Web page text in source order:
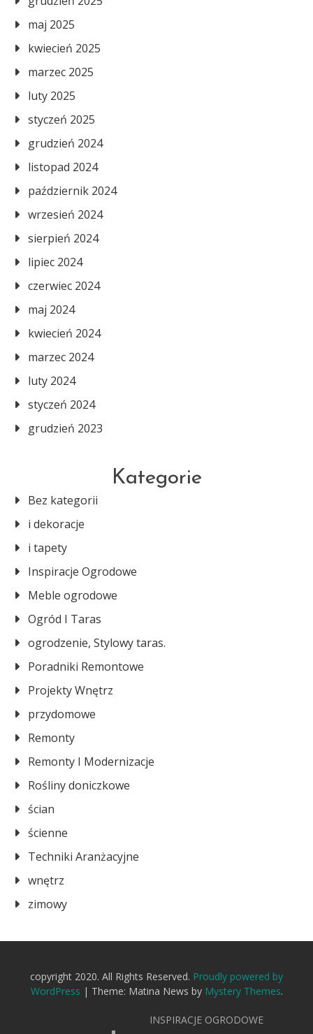
maj 2025
kwiecień 2025
marzec 2025
luty 2025
styczeń 2025
grudzień 2024
listopad 2024
październik 2024
wrzesień 2024
sierpień 2024
lipiec 2024
czerwiec 2024
maj 2024
kwiecień 2024
marzec 2024
luty 2024
styczeń 2024
grudzień 2023
Kategorie
Bez kategorii
i dekoracje
i tapety
Inspiracje Ogrodowe
Meble ogrodowe
Ogród I Taras
ogrodzenie, Stylowy taras.
Poradniki Remontowe
Projekty Wnętrz
przydomowe
Remonty
Remonty I Modernizacje
Rośliny doniczkowe
ścian
ścienne
Techniki Aranżacyjne
wnętrz
zimowy
copyright 2020. All Rights Reserved. Proudly powered by
WordPress | Theme: Matina News by Mystery Themes.
INSPIRACJE OGRODOWE